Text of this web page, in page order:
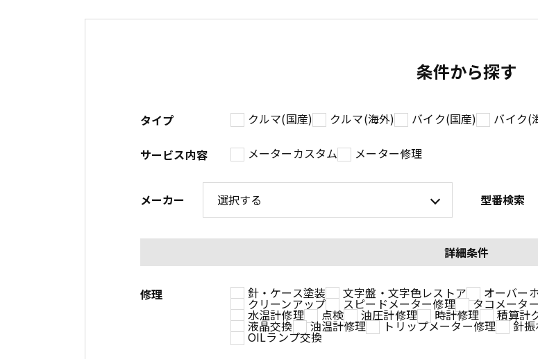
条件から探す
タイプ クルマ(国産) クルマ(海外) バイク(国産) バイク(
サービス内容 メーターカスタム メーター修理
メーカー 型番検索
詳細条件
修理 針・ケース塗装 文字盤・文字色レストア オーバー
クリーンアップ スピードメーター修理 タコメータ
水温計修理 点検 油圧計修理 時計修理 積算計
液晶交換 油温計修理 トリップメーター修理 針
OILランプ交換